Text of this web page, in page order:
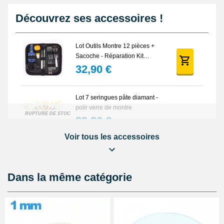
Découvrez ses accessoires !
Lot Outils Montre 12 pièces +
Sacoche - Réparation Kit
Horlogerie
32,90 €
RUPTURE DE STOCK
Lot 7 seringues pâte diamant -
polir verre de montre
39,90 €
Voir tous les accessoires
Dans la même catégorie